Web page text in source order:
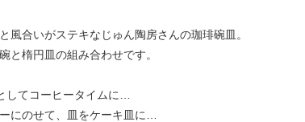
風合いがステキなじゅん陶房さんの珈琲碗皿。
と楕円皿の組み合わせです。
してコーヒータイムに…
にのせて、皿をケーキ皿に…